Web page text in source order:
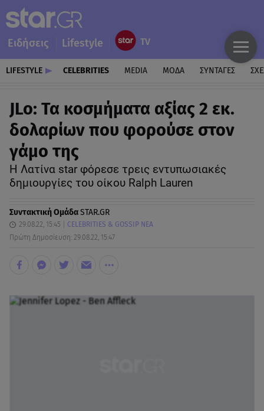
Ειδήσεις Lifestyle
LIFESTYLE CELEBRITIES MEDIA ΜΟΔΑ ΣΥΝΤΑΓΕΣ
JLo: Τα κοσμήματα αξίας 2 εκ.
δολαρίων που φορούσε στον
γάμο της
Η Λατίνα star φόρεσε τρεις εντυπωσιακές
δημιουργίες του οίκου Ralph Lauren
Συντακτική ΟμάδαSTAR.GR
29.08.22, 15:45
CELEBRITIES & GOSSIP ΝΕΑ
Πρώτη Δημοσίευση: 29.08.22, 15:47